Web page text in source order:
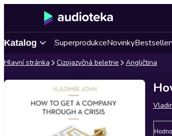
Katalog SuperprodukceNovinky
Hlavní stránka Cizojazyčná beletrie Angličtina